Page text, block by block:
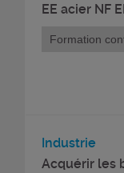
EE acier NF
Formation
Industrie
Acquérir les